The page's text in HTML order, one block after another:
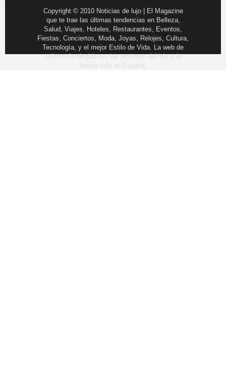
Copyright © 2010 Noticias de lujo | El Magazine
que te trae las últimas tendencias en Belleza,
Salud, Viajes, Hoteles, Restaurantes, Eventos,
Fiestas, Conciertos, Moda, Joyas, Relojes, Cultura,
Tecnología, y el mejor Estilo de Vida. La web de
referencia elegida por los amantes del lujo y la